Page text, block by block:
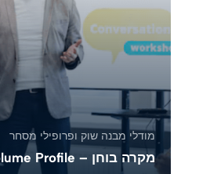
מודלי מבנה שוק ופרופילי מסחר
מקרה בוחן – Market & Volume Profile